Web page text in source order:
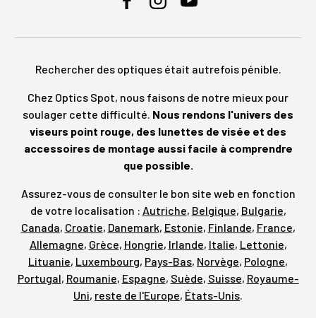
FacebookInstagramYouTube
Rechercher des optiques était autrefois pénible.
Chez Optics Spot, nous faisons de notre mieux pour
soulager cette difficulté. Nous rendons l'univers des
viseurs point rouge, des lunettes de visée et des
accessoires de montage aussi facile à comprendre
que possible.
Assurez-vous de consulter le bon site web en fonction
de votre localisation : Autriche, Belgique, Bulgarie,
Canada, Croatie, Danemark, Estonie, Finlande, France,
Allemagne, Grèce, Hongrie, Irlande, Italie, Lettonie,
Lituanie, Luxembourg, Pays-Bas, Norvège, Pologne,
Portugal, Roumanie, Espagne, Suède, Suisse, Royaume-
Uni, reste de l'Europe, États-Unis